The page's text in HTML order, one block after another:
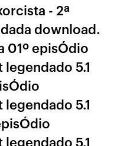
- 2ª
download.
01º episÓdio
5.1
5.1
5.1